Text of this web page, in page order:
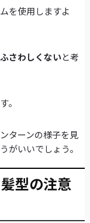
を使用しますよ
さわしくないと考
。
ターンの様子を見
がいいでしょう。
型の注意